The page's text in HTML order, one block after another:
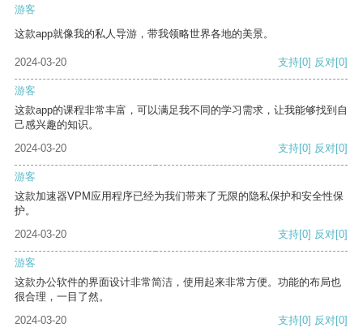
游客
这款app就像我的私人导游，带我领略世界各地的美景。
2024-03-20 支持[0] 反对[0]
游客
这款app的课程非常丰富，可以满足我不同的学习需求，让我能够找到自
己感兴趣的知识。
2024-03-20
支持[0] 反对[0]
游客
这款加速器VPM应用程序已经为我们带来了无限的隐私保护和安全性保
护。
2024-03-20
支持[0] 反对[0]
游客
这款办公软件的界面设计非常简洁，使用起来非常方便。功能的布局也
很合理，一目了然。
2024-03-20
支持[0] 反对[0]